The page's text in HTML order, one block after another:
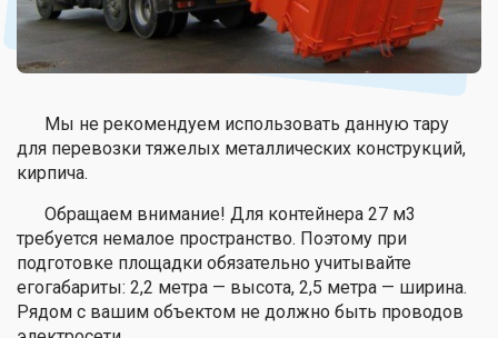
Мы не рекомендуем использовать данную тару
для перевозки тяжелых металлических конструкций,
кирпича.
Обращаем внимание! Для контейнера 27 м3
требуется немалое пространство. Поэтому при
подготовке площадки обязательно учитывайте
егогабариты: 2,2 метра — высота, 2,5 метра — ширина.
Рядом с вашим объектом не должно быть проводов